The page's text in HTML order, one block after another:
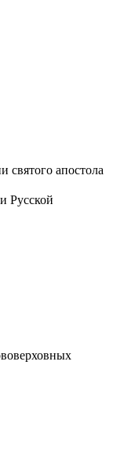
апостола
Русской